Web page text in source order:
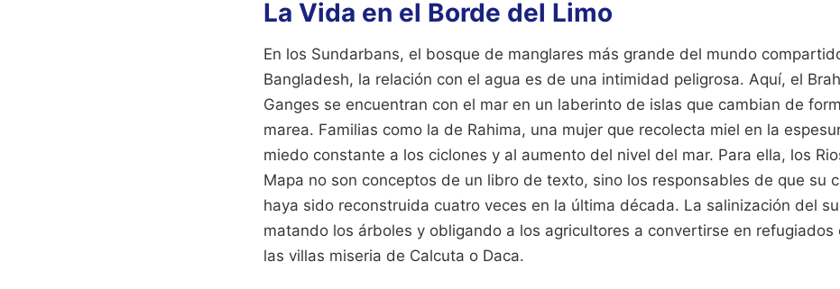
La Vida en el Borde del Limo
En los Sundarbans, el bosque de manglares más grande del mundo
Bangladesh, la relación con el agua es de una intimidad peligrosa. Aquí, el
Ganges se encuentran con el mar en un laberinto de islas que cambian de
marea. Familias como la de Rahima, una mujer que recolecta miel en la
miedo constante a los ciclones y al aumento del nivel del mar. Para ella, los
Mapa no son conceptos de un libro de texto, sino los responsables de que su
haya sido reconstruida cuatro veces en la última década. La salinización del
matando los árboles y obligando a los agricultores a convertirse en refugiados
las villas miseria de Calcuta o Daca.